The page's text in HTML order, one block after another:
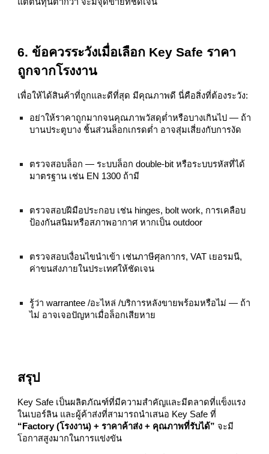
6. ข้อควรระวังเมื่อเลือก Key Safe ราคา
ถูกจากโรงงาน
เพื่อให้ได้สินค้าที่ถูกและดีที่สุด มีคุณภาพดี นี่คือสิ่งที่ต้องระวัง:
อย่าให้ราคาถูกมากจนคุณภาพวัสดุต่ำหรือบางเกินไป — ถ้า
บานประตูบาง ชิ้นส่วนล็อกเกรดต่ำ อาจสุ่มเสี่ยงกับการงัด
ตรวจสอบล็อก — ระบบล็อก double‑bit หรือระบบรหัสที่ได้
มาตรฐาน เช่น EN 1300 ถ้ามี
ตรวจสอบฝีมือประกอบ เช่น hinges, bolt work, การเคลือบ
ป้องกันสนิมหรือสภาพอากาศ หากเป็น outdoor
ตรวจสอบเงื่อนไขนำเข้า เช่นภาษีศุลกากร, VAT เยอรมนี,
ค่าขนส่งภายในประเทศให้ชัดเจน
รู้ว่า warrantee /อะไหล่ /บริการหลังขายพร้อมหรือไม่ — ถ้า
ไม่ อาจเจอปัญหาเมื่อล็อกเสียหาย
สรุป
Key Safe เป็นผลิตภัณฑ์ที่มีความสำคัญและมีตลาดที่แข็งแรง
ในเบอร์ลิน และผู้ค้าส่งที่สามารถนำเสนอ Key Safe ที่
“Factory (โรงงาน) + ราคาค้าส่ง + คุณภาพที่รับได้” จะมี
โอกาสสูงมากในการแข่งขัน